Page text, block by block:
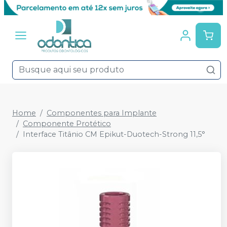
Home
Componentes para Implante
Componente Protético
Interface Titânio CM Epikut-Duotech-Strong 11,5°